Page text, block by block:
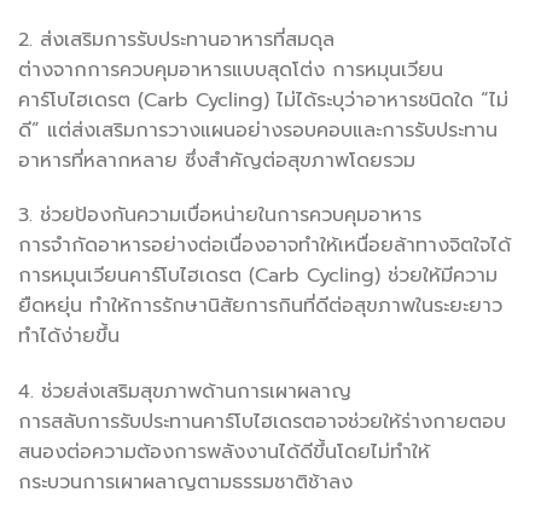
2. ส่งเสริมการรับประทานอาหารที่สมดุล
ต่างจากการควบคุมอาหารแบบสุดโต่ง การหมุนเวียน
คาร์โบไฮเดรต (Carb Cycling) ไม่ได้ระบุว่าอาหารชนิดใด “ไม่
ดี” แต่ส่งเสริมการวางแผนอย่างรอบคอบและการรับประทาน
อาหารที่หลากหลาย ซึ่งสำคัญต่อสุขภาพโดยรวม
3. ช่วยป้องกันความเบื่อหน่ายในการควบคุมอาหาร
การจำกัดอาหารอย่างต่อเนื่องอาจทำให้เหนื่อยล้าทางจิตใจได้
การหมุนเวียนคาร์โบไฮเดรต (Carb Cycling) ช่วยให้มีความ
ยืดหยุ่น ทำให้การรักษานิสัยการกินที่ดีต่อสุขภาพในระยะยาว
ทำได้ง่ายขึ้น
4. ช่วยส่งเสริมสุขภาพด้านการเผาผลาญ
การสลับการรับประทานคาร์โบไฮเดรตอาจช่วยให้ร่างกายตอบ
สนองต่อความต้องการพลังงานได้ดีขึ้นโดยไม่ทำให้
กระบวนการเผาผลาญตามธรรมชาติช้าลง